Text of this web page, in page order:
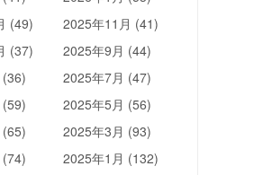
(49)
2025年11月 (41)
(37)
2025年9月 (44)
2025年7月 (47)
2025年5月 (56)
2025年3月 (93)
2025年1月 (132)